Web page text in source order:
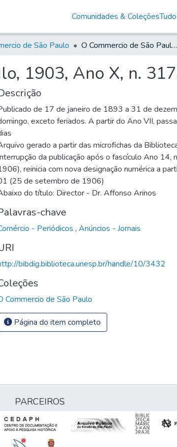
Comunidades & Coleções
de São Paulo O Commercio de São Paulo, 1903, Ano X, n. 3175
1903, Ano X, n.
de 17 de janeiro de 1893 a 31 de
exceto feriados. A partir do Ano VII,
gerado a partir das microfichas da
da publicação após o fascículo Ano
reinicia com nova designação numérica a
(25 de setembro de 1906)
do título: Director - Dr. Affonso Arinos
chave
- Periódicos , Anúncios - Jornais
bibdig.biblioteca.unesp.br/handle/10/3432
Commercio de São Paulo
Página do item completo
PARCEIROS